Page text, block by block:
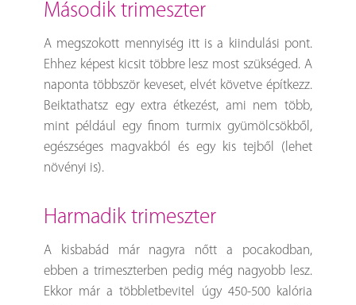
második trimeszter
A megszokott mennyiség itt is a kiindulási pont.
Ehhez képest kicsit többre lesz most szükséged. A
naponta többször keveset, elvét követve építkezz.
Beiktathatsz egy extra étkezést, ami nem több,
mint például egy finom turmix gyümölcsökből,
egészséges magvakból és egy kis tejből (lehet
növényi is).
harmadik trimeszter
A kisbabád már nagyra nőtt a pocakodban,
ebben a trimeszterben pedig még nagyobb lesz.
Ekkor már a többletbevitel úgy 450-500 kalória